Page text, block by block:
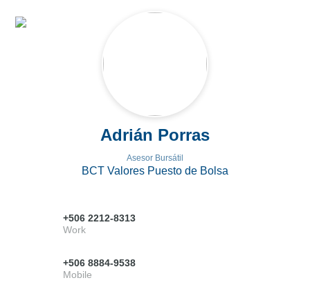
Adrián Porras
Asesor Bursátil
BCT Valores Puesto de Bolsa
+506 2212-8313
Work
+506 8884-9538
Mobile